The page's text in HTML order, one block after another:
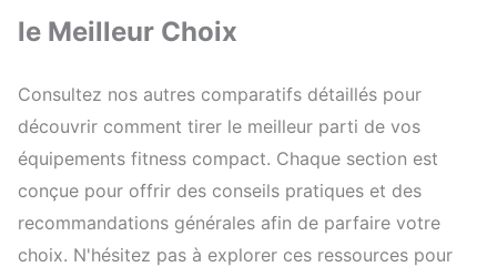
le Meilleur Choix
Consultez nos autres comparatifs détaillés pour
découvrir comment tirer le meilleur parti de vos
équipements fitness compact. Chaque section est
conçue pour offrir des conseils pratiques et des
recommandations générales afin de parfaire votre
choix. N'hésitez pas à explorer ces ressources pour